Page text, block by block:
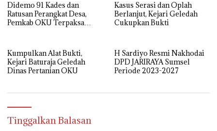
Didemo 91 Kades dan
Ratusan Perangkat Desa,
Pemkab OKU Terpaksa
Kasus Serasi dan Oplah
Berlanjut, Kejari Geledah
Cukupkan Bukti
Kumpulkan Alat Bukti,
Kejari Baturaja Geledah
Dinas Pertanian OKU
H Sardiyo Resmi Nakhodai
DPD JARIRAYA Sumsel
Periode 2023-2027
Tinggalkan Balasan